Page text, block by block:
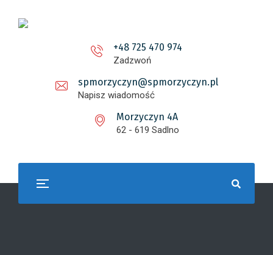
+48 725 470 974
Zadzwoń
spmorzyczyn@spmorzyczyn.pl
Napisz wiadomość
Morzyczyn 4A
62 - 619 Sadlno